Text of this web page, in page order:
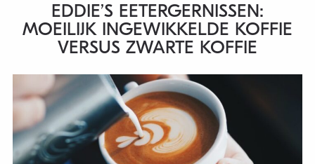
EDDIE’S EETERGERNISSEN:
MOEILIJK INGEWIKKELDE KOFFIE
VERSUS ZWARTE KOFFIE